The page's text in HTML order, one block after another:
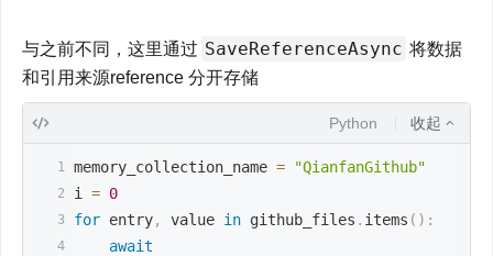
与之前不同，这里通过 SaveReferenceAsync 将数据
和引用来源reference 分开存储
Python 收起
memory_collection_name =
"QianfanGithub"
i = 0
for entry, value in github_files . items ( ) :
await